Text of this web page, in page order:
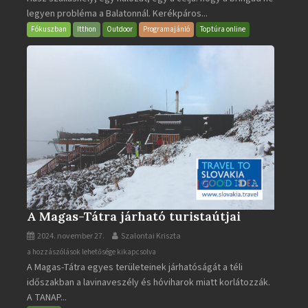
legyen probléma a Balatonnál. Kerékpáros...
Fókuszban Itthon Outdoor Programajánló Toptúra online
A Magas-Tátra járható turistaútjai
2024. november 27. Szalontai Kriszta
A
Magas-
Tátra
járható
a hozzászólások lehetősége kikapcsolva
A Magas-Tátra egyes területeinek járhatóságát a téli
időszakban a lavinaveszély és hóviharok miatt korlátozzák.
A TANAP...